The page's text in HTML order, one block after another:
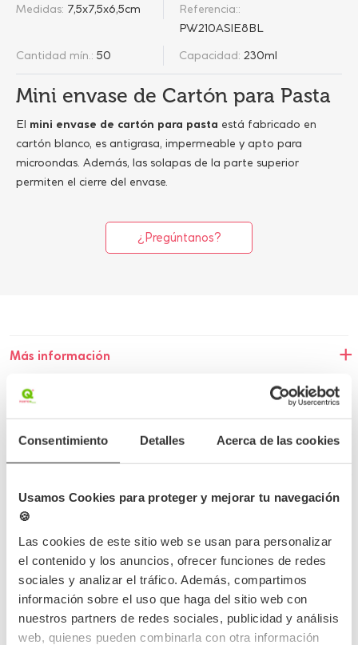
Consentimiento Detalles Acerca de las cookies
Usamos Cookies para proteger y mejorar tu navegación
🍪
Las cookies de este sitio web se usan para personalizar
el contenido y los anuncios, ofrecer funciones de redes
sociales y analizar el tráfico. Además, compartimos
información sobre el uso que haga del sitio web con
nuestros partners de redes sociales, publicidad y análisis
web, quienes pueden combinarla con otra información
Mini envase de Cartón para Pasta
El mini envase de cartón para pasta está fabricado en
cartón blanco, es antigrasa, impermeable y apto para
microondas. Además, las solapas de la parte superior
permiten el cierre del envase.
Medidas: 7,5x7,5x6,5cm
Referencia::
PW210ASIE8BL
Cantidad mín.: 50 Capacidad: 230ml
¿Pregúntanos?
Más información
Detalles del producto
Opiniones
Completa tu pedido